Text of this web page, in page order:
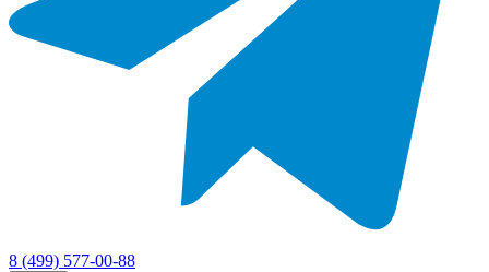
8 (499) 577-00-88